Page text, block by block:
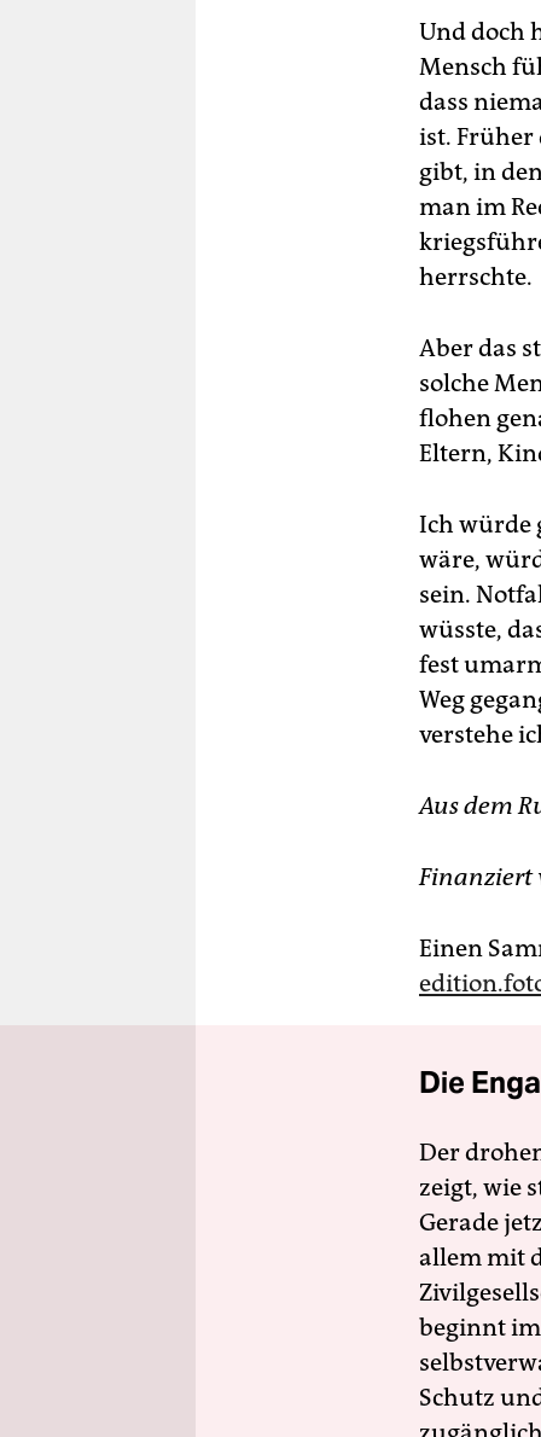
Und doch
Mensch
dass
ist. Früher
gibt, in
man im
herrschte.
Aber das
solche
flohen
Eltern,
Ich würde
wäre,
sein.
wüsste,
fest
Weg
verstehe
Aus dem
Finanziert
Einen
Die
Der
zeigt, wie
Gerade
allem mit
beginnt
Schutz